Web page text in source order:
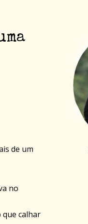
de um
no
que calhar